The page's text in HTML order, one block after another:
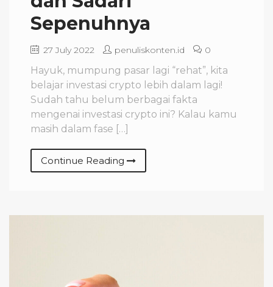
Sepenuhnya
27 July 2022 penuliskonten.id 0
Hayuk, mumpung pasar lagi “rehat”, kita
belajar investasi crypto lebih dalam lagi!
Sudah tahu belum berbagai fakta
mengenai investasi crypto ini? Kalau kamu
masih dalam fase […]
Continue Reading